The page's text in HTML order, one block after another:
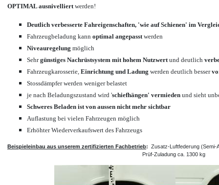
OPTIMAL ausnivelliert werden!
Deutlich verbesserte Fahreigenschaften, 'wie auf Schienen' im
Fahrzeugbeladung kann optimal angepasst werden
Niveauregelung möglich
Sehrgünstiges Nachrüstsystem mit hohem Nutzwert und deutlich
Fahrzeugkarosserie, Einrichtung und Ladung werden deutlich besser
Stossdämpfer werden weniger belastet
je nach Beladungszustand wird 'schiefhängen' vermieden und sieht
Schweres Beladen ist von aussen nicht mehr sichtbar
Auflastung bei vielen Fahrzeugen möglich
Erhöhter Wiederverkaufswert des Fahrzeugs
Beispieleinbau aus unserem zertifizierten Fachbetrieb: Zusatz-Luftfederung (Semi-
Prüf-Zuladung ca. 1300 kg